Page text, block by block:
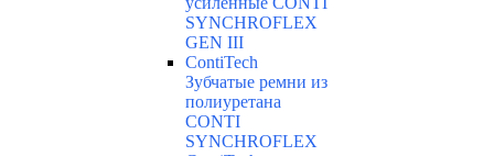
SYNCHROFLEX
GEN III
ContiTech
Зубчатые ремни из
полиуретана
CONTI
SYNCHROFLEX